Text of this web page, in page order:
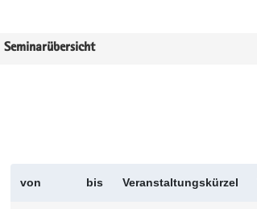
Seminarübersicht
von bis Veranstaltungskürzel